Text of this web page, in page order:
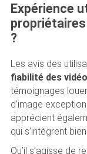
Expérience
?
Les avis des
fiabilité des
témoignages
d’image
apprécient
qui s’intègrent
Qu’il s’agisse de